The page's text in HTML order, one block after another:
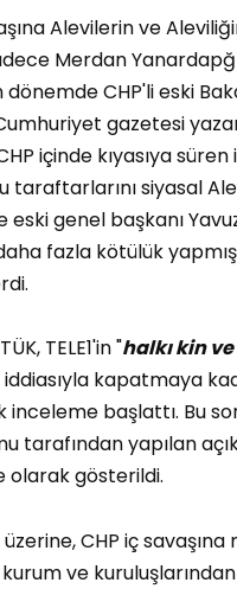
Alevilerin ve
Merdan Yanardapğ
dönemde CHP'li eski
gazetesi
içinde kıyasıya
taraftarlarını siyasal
eski genel başkanı
fazla kötülük
TELE1'in "halkı kin
iddiasıyla kapatmaya
inceleme başlattı. Bu
tarafından yapılan
olarak gösterildi.
CHP iç
ve